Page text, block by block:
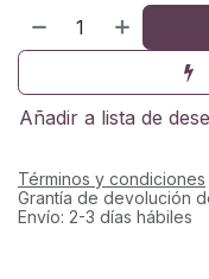
Añadir a lista de
Términos y condiciones
Grantía de devolución
Envío: 2-3 días hábiles